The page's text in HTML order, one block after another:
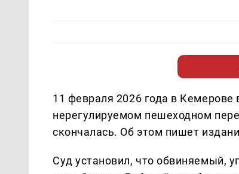
11 февраля 2026 года в
нерегулируемом пешеходном
скончалась. Об этом пишет
Суд установил, что обвиняемый,